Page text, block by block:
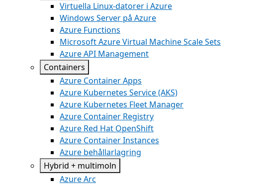
Virtuella Linux-datorer i Azure
Windows Server på Azure
Azure Functions
Microsoft Azure Virtual Machine Scale Sets
Azure API Management
Containers
Azure Container Apps
Azure Kubernetes Service (AKS)
Azure Kubernetes Fleet Manager
Azure Container Registry
Azure Red Hat OpenShift
Azure Container Instances​
Azure behållarlagring
Hybrid + multimoln
Azure Arc​